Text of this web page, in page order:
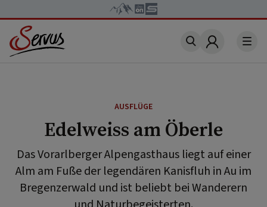
Account
AUSFLÜGE
Edelweiss am Öberle
Das Vorarlberger Alpengasthaus liegt auf einer
Alm am Fuße der legendären Kanisfluh in Au im
Bregenzerwald und ist beliebt bei Wanderern